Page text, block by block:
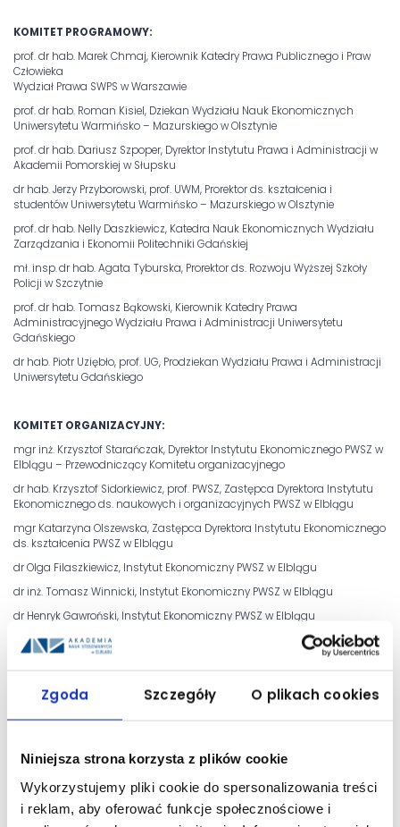
Zgoda Szczegóły O plikach cookies
Niniejsza strona korzysta z plików cookie
Wykorzystujemy pliki cookie do spersonalizowania treści
i reklam, aby oferować funkcje społecznościowe i
KOMITET PROGRAMOWY:
prof. dr hab. Marek Chmaj, Kierownik Katedry Prawa Publicznego i Praw
Człowieka
Wydział Prawa SWPS w Warszawie
prof. dr hab. Roman Kisiel, Dziekan Wydziału Nauk Ekonomicznych
Uniwersytetu Warmińsko – Mazurskiego w Olsztynie
prof. dr hab. Dariusz Szpoper, Dyrektor Instytutu Prawa i Administracji w
Akademii Pomorskiej w Słupsku
dr hab. Jerzy Przyborowski, prof. UWM, Prorektor ds. kształcenia i
studentów Uniwersytetu Warmińsko – Mazurskiego w Olsztynie
prof. dr hab. Nelly Daszkiewicz, Katedra Nauk Ekonomicznych Wydziału
Zarządzania i Ekonomii Politechniki Gdańskiej
mł. insp.dr hab. Agata Tyburska, Prorektor ds. Rozwoju Wyższej Szkoły
Policji w Szczytnie
prof. dr hab. Tomasz Bąkowski, Kierownik Katedry Prawa
Administracyjnego Wydziału Prawa i Administracji Uniwersytetu
Gdańskiego
dr hab. Piotr Uziębło, prof. UG, Prodziekan Wydziału Prawa i Administracji
Uniwersytetu Gdańskiego
KOMITET ORGANIZACYJNY:
mgr inż. Krzysztof Starańczak, Dyrektor Instytutu Ekonomicznego PWSZ w
Elblągu – Przewodniczący Komitetu organizacyjnego
dr hab. Krzysztof Sidorkiewicz, prof. PWSZ, Zastępca Dyrektora Instytutu
Ekonomicznego ds. naukowych i organizacyjnych PWSZ w Elblągu
mgr Katarzyna Olszewska, Zastępca Dyrektora Instytutu Ekonomicznego
ds. kształcenia PWSZ w Elblągu
dr Olga Filaszkiewicz, Instytut Ekonomiczny PWSZ w Elblągu
dr inż. Tomasz Winnicki, Instytut Ekonomiczny PWSZ w Elblągu
dr Henryk Gawroński, Instytut Ekonomiczny PWSZ w Elblągu
mgr Sylwia Lasota
82-300 Elbląg
tel.: 55 629 06 51
e-mail:konferencja_ie@pwsz.elblag.pl